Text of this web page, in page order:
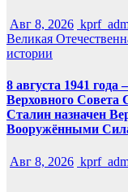
Авг 8, 2026
Великая
истории
8 августа 1941
Верховного
Сталин назначен
Вооружёнными
Авг 8, 2026